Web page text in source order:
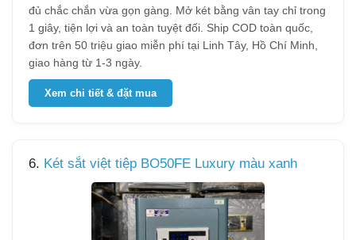
đủ chắc chắn vừa gọn gàng. Mở két bằng vân tay chỉ trong
1 giây, tiện lợi và an toàn tuyệt đối. Ship COD toàn quốc,
đơn trên 50 triệu giao miễn phí tại Linh Tây, Hồ Chí Minh,
giao hàng từ 1-3 ngày.
Xem chi tiết & đặt mua
6. Két sắt việt tiệp BO50FE Luxury màu xanh